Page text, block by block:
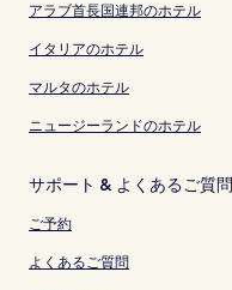
アラブ首長国連邦のホテル
イタリアのホテル
マルタのホテル
ニュージーランドのホテル
サポート & よくあるご質問
ご予約
よくあるご質問